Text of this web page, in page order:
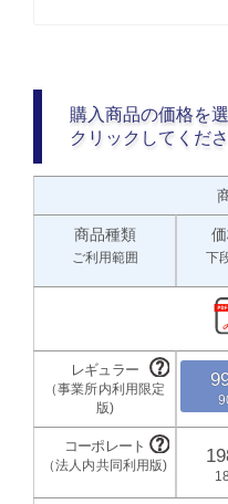
購入商品の価格を
クリックしてくださ
商品種類
ご利用範囲 下